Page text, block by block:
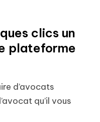
clics un
plateforme
d’avocats
qu’il vous